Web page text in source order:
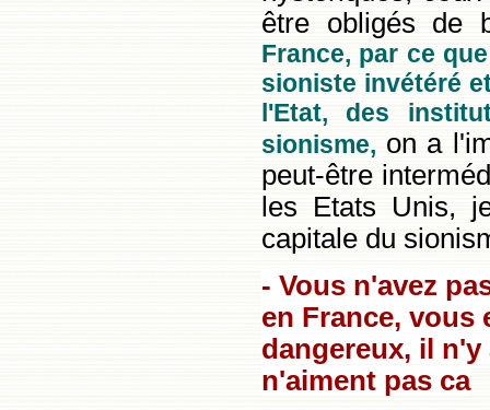
être obligés de
France, par ce
sioniste invétéré
l'Etat, des
sionisme, on a
peut-être
les Etats Unis,
capitale du
- Vous n'avez
en France, vous
dangereux, il
n'aiment pas ca